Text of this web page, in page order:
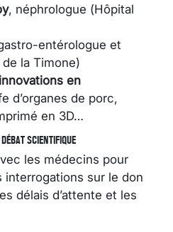
, néphrologue (Hôpital
entérologue et
la Timone)
innovations en
d’organes de porc,
en 3D…
SCIENTIFIQUE
les médecins pour
interrogations sur le don
délais d’attente et les